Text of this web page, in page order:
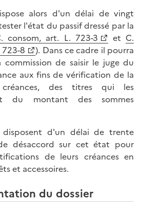
alors d'un délai de vingt
l'état du passif dressé par la
consom, art. L. 723-3 et C.
8
). Dans ce cadre il pourra
de saisir le juge du
aux fins de vérification de la
des titres qui les
du montant des sommes
disposent d'un délai de trente
désaccord sur cet état pour
de leurs créances en
et accessoires.
du dossier